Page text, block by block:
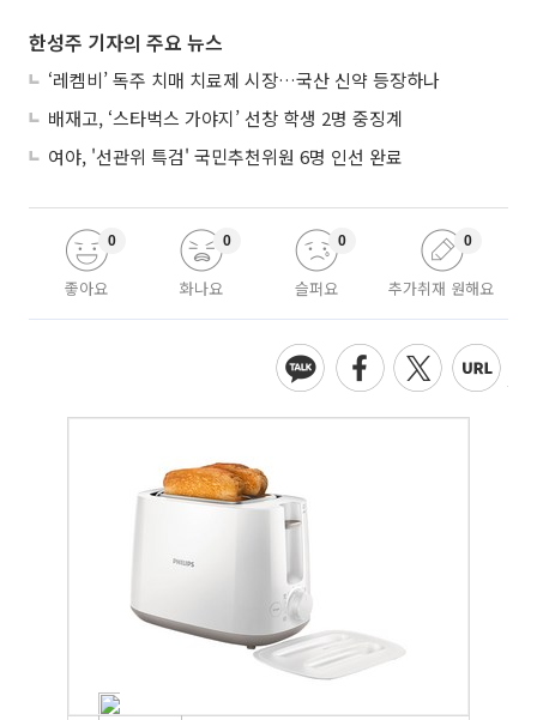
한성주 기자의 주요 뉴스
‘레켐비’ 독주 치매 치료제 시장…국산 신약 등장하나
배재고, ‘스타벅스 가야지’ 선창 학생 2명 중징계
여야, '선관위 특검' 국민추천위원 6명 인선 완료
좋아요
0
화나요
0
슬퍼요
0
추가취재 원해요
0